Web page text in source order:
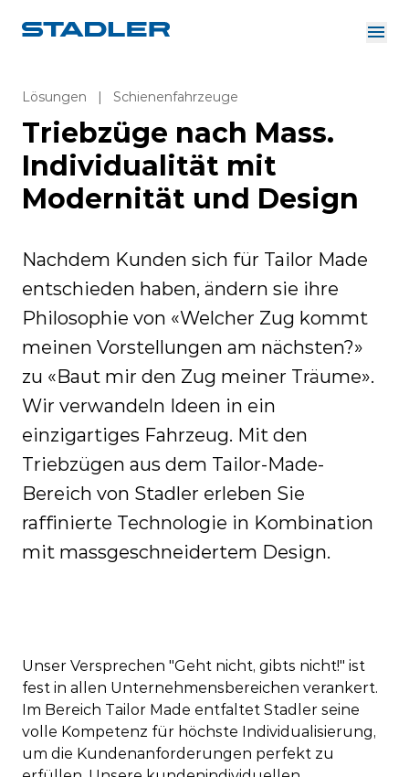
Zulieferer
Downloads
Deutsch
Lösungen
Karriere
InnoTrans
Lösungen | Schienenfahrzeuge
Triebzüge nach Mass.
Individualität mit
Modernität und Design
Nachdem Kunden sich für Tailor Made
entschieden haben, ändern sie ihre
Philosophie von «Welcher Zug kommt
meinen Vorstellungen am nächsten?»
zu «Baut mir den Zug meiner Träume».
Wir verwandeln Ideen in ein
einzigartiges Fahrzeug. Mit den
Triebzügen aus dem Tailor-Made-
Bereich von Stadler erleben Sie
raffinierte Technologie in Kombination
mit massgeschneidertem Design.
Unser Versprechen "Geht nicht, gibts nicht!" ist
fest in allen Unternehmensbereichen verankert.
Im Bereich Tailor Made entfaltet Stadler seine
volle Kompetenz für höchste Individualisierung,
um die Kundenanforderungen perfekt zu